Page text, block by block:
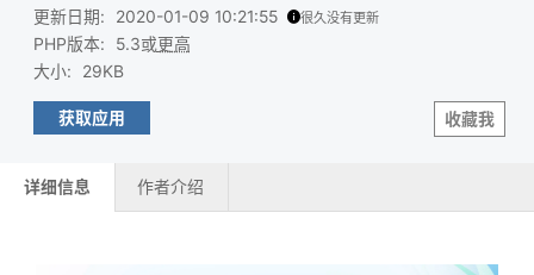
更新日期: 2020-01-09 10:21:55 很久没有更新
PHP版本: 5.3或更高
大小: 29KB
收藏我
获取应用
详细信息 作者介绍